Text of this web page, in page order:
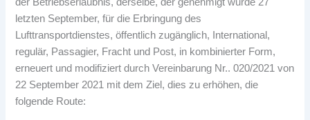
letzten September, für die Erbringung des
Lufttransportdienstes, öffentlich zugänglich, International,
regulär, Passagier, Fracht und Post, in kombinierter Form,
erneuert und modifiziert durch Vereinbarung Nr.. 020/2021 von
22 September 2021 mit dem Ziel, dies zu erhöhen, die
folgende Route: